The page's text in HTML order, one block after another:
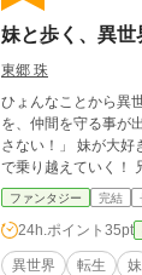
妹と歩く、異世
東郷 珠
ひょんなことから異
を、仲間を守る事が出来るのか。 天才だけど何処か抜けてる、兄が大好きな妹ペスカ
さない！」 妹が大好きで、超過保護な兄冬也。 「兄ちゃんに任せろ。お前は絶対に俺が守るからな！」 どんなトラブルも、兄妹の力
で乗り越えていく！
ファンタジー 完結
24h.ポイント 35pt
異世界 転生 妹